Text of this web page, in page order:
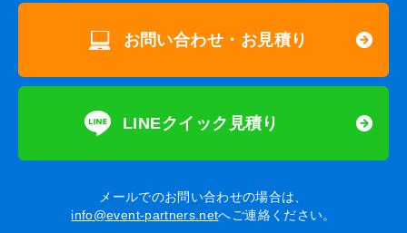
お問い合わせ・お見積り
LINEクイック見積り
メールでのお問い合わせの場合は、
info@event-partners.netへご連絡ください。